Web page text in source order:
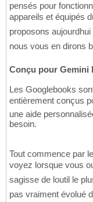
pensés pour
appareils et équipés
proposons
nous vous en dirons
Conçu pour Gemini
Les Googlebooks
entièrement conçus
une aide
besoin.
Tout commence par
voyez lorsque vous
sagisse de loutil le
pas vraiment évolué